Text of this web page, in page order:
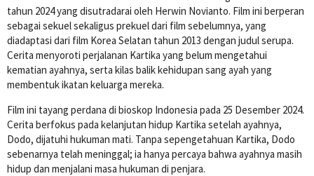
tahun 2024 yang disutradarai oleh Herwin Novianto. Film ini berperan
sebagai sekuel sekaligus prekuel dari film sebelumnya, yang
diadaptasi dari film Korea Selatan tahun 2013 dengan judul serupa.
Cerita menyoroti perjalanan Kartika yang belum mengetahui
kematian ayahnya, serta kilas balik kehidupan sang ayah yang
membentuk ikatan keluarga mereka.
Film ini tayang perdana di bioskop Indonesia pada 25 Desember 2024.
Cerita berfokus pada kelanjutan hidup Kartika setelah ayahnya,
Dodo, dijatuhi hukuman mati. Tanpa sepengetahuan Kartika, Dodo
sebenarnya telah meninggal; ia hanya percaya bahwa ayahnya masih
hidup dan menjalani masa hukuman di penjara.